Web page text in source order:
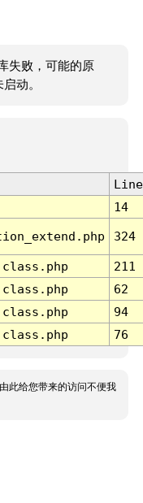
失败，可能的原
动。
Line
14
324
211
62
94
76
此给您带来的访问不便我